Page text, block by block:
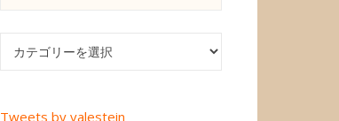
カテゴリー
Tweets by valestein